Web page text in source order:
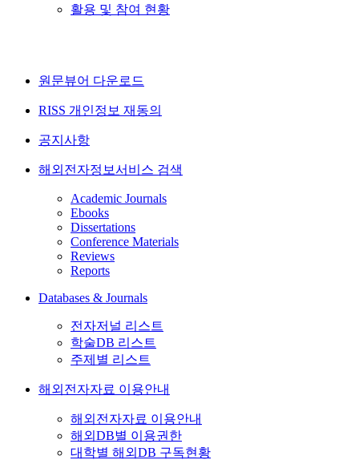
활용 및 참여 현황
원문뷰어 다운로드
RISS 개인정보 재동의
공지사항
해외전자정보서비스 검색
Academic Journals
Ebooks
Dissertations
Conference Materials
Reviews
Reports
Databases & Journals
전자저널 리스트
학술DB 리스트
주제별 리스트
해외전자자료 이용안내
해외전자자료 이용안내
해외DB별 이용권한
대학별 해외DB 구독현황